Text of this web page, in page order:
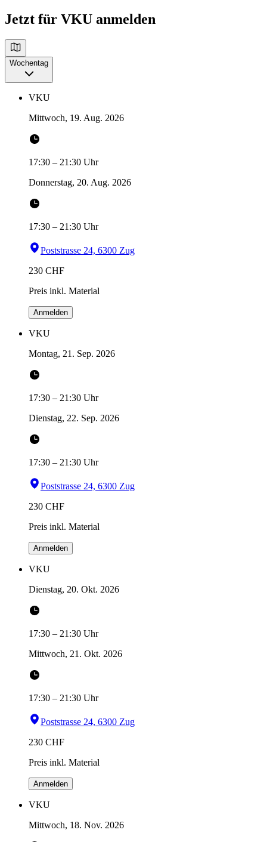
Jetzt für VKU anmelden
Wochentag
VKU
Mittwoch, 19. Aug. 2026
17:30 – 21:30 Uhr
Donnerstag, 20. Aug. 2026
17:30 – 21:30 Uhr
Poststrasse 24, 6300 Zug
230 CHF
Preis inkl. Material
Anmelden
VKU
Montag, 21. Sep. 2026
17:30 – 21:30 Uhr
Dienstag, 22. Sep. 2026
17:30 – 21:30 Uhr
Poststrasse 24, 6300 Zug
230 CHF
Preis inkl. Material
Anmelden
VKU
Dienstag, 20. Okt. 2026
17:30 – 21:30 Uhr
Mittwoch, 21. Okt. 2026
17:30 – 21:30 Uhr
Poststrasse 24, 6300 Zug
230 CHF
Preis inkl. Material
Anmelden
VKU
Mittwoch, 18. Nov. 2026